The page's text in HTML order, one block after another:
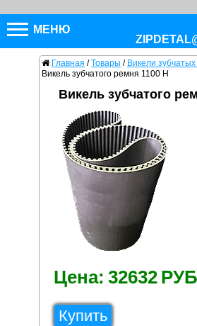
МЕНЮ
Главная / Товары / Викели
Викель зубчатого ремня 1100 H
Викель зубчатого
Цена: 32632 РУБ
Купить